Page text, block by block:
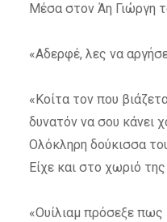
Μέσα στον Άη Γιώργη
«Αδερφέ, λες να
«Κοίτα τον που
δυνατόν να σου κάνει
Ολόκληρη δούκισσα
Είχε και στο χωριό
«Ουίλιαμ πρόσεξε πως